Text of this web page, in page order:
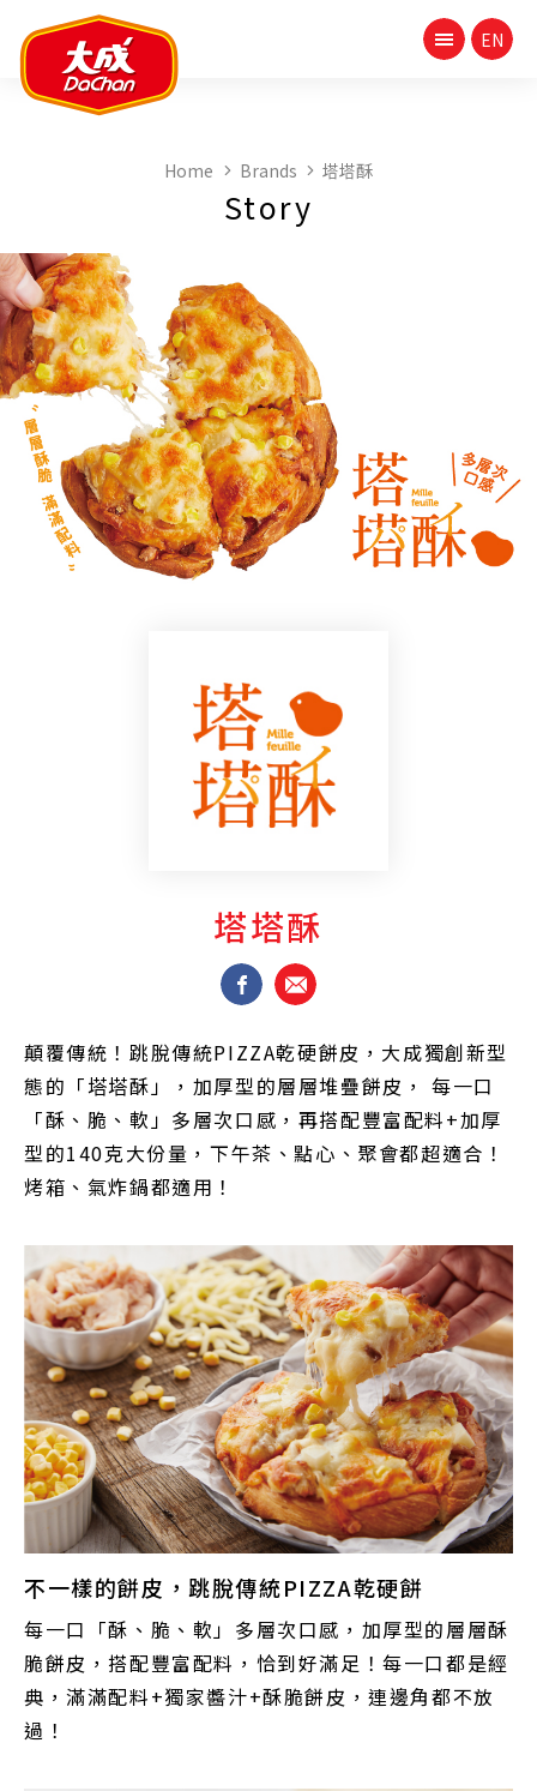
Home Brands 塔塔酥
Story
塔塔酥
顛覆傳統！跳脫傳統PIZZA乾硬餅皮，大成獨創新型
態的「塔塔酥」，加厚型的層層堆疊餅皮， 每一口
「酥、脆、軟」多層次口感，再搭配豐富配料+加厚
型的140克大份量，下午茶、點心、聚會都超適合！
烤箱、氣炸鍋都適用！
不一樣的餅皮，跳脫傳統PIZZA乾硬餅
每一口「酥、脆、軟」多層次口感，加厚型的層層酥
脆餅皮，搭配豐富配料，恰到好滿足！每一口都是經
典，滿滿配料+獨家醬汁+酥脆餅皮，連邊角都不放
過！